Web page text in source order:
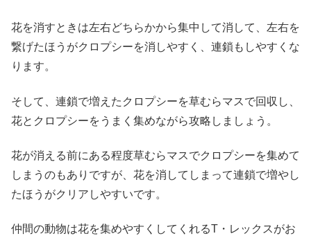
花を消すときは左右どちらかから集中して消して、左右を
繋げたほうがクロプシーを消しやすく、連鎖もしやすくな
ります。
そして、連鎖で増えたクロプシーを草むらマスで回収し、
花とクロプシーをうまく集めながら攻略しましょう。
花が消える前にある程度草むらマスでクロプシーを集めて
しまうのもありですが、花を消してしまって連鎖で増やし
たほうがクリアしやすいです。
仲間の動物は花を集めやすくしてくれるT・レックスがお